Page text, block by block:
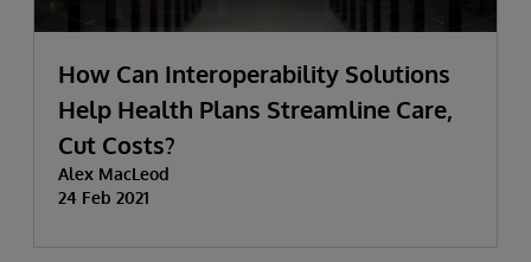
How Can Interoperability Solutions
Help Health Plans Streamline Care,
Cut Costs?
Alex MacLeod
24 Feb 2021